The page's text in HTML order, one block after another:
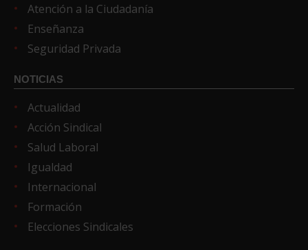
Atención a la Ciudadanía
Enseñanza
Seguridad Privada
NOTICIAS
Actualidad
Acción Sindical
Salud Laboral
Igualdad
Internacional
Formación
Elecciones Sindicales